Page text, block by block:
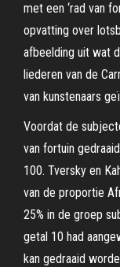
met een ‘rad van
opvatting over
afbeelding uit wat
liederen van de
van kunstenaars
Voordat de
van fortuin
100. Tversky en
van de proportie
25% in de groep
getal 10 had
kan gedraaid